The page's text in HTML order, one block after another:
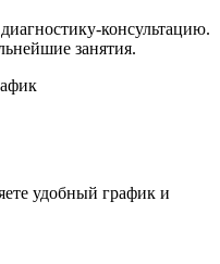
консультацию.
занятия.
удобный график и